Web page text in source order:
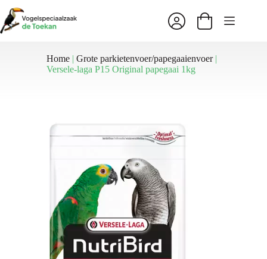
naar
de
inhoud
Winkelwagen
Home |Grote parkietenvoer/papegaaienvoer|
Versele-laga P15 Original papegaai 1kg